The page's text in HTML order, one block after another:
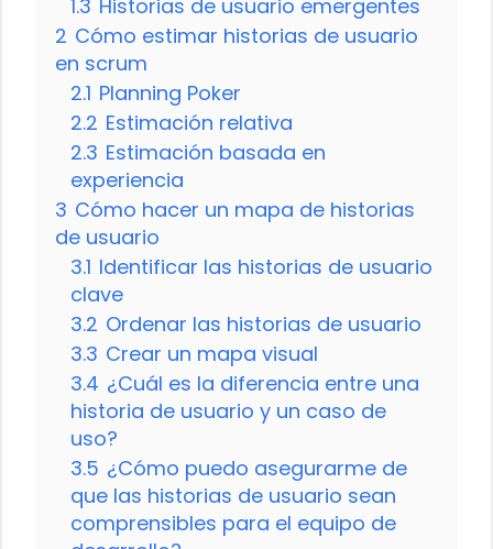
1.3 Historias de usuario emergentes
2 Cómo estimar historias de usuario
en scrum
2.1 Planning Poker
2.2 Estimación relativa
2.3 Estimación basada en
experiencia
3 Cómo hacer un mapa de historias
de usuario
3.1 Identificar las historias de usuario
clave
3.2 Ordenar las historias de usuario
3.3 Crear un mapa visual
3.4 ¿Cuál es la diferencia entre una
historia de usuario y un caso de
uso?
3.5 ¿Cómo puedo asegurarme de
que las historias de usuario sean
comprensibles para el equipo de